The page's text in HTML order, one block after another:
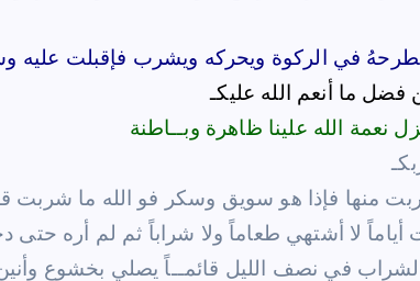
في الركوة ويحركه ويشرب فإقبلت عليه
فضل ما أنعم الله عليكـ
نعمة الله علينا ظاهرة وبــاطنة
منها فإذا هو سويق وسكر فو الله ما شربت
لا أشتهي طعاماً ولا شراباً ثم لم أره حتى
في نصف الليل قائمــاً يصلي بخشوع